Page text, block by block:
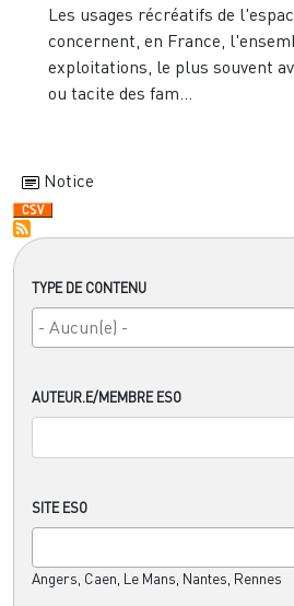
TYPE DE CONTENU
AUTEUR.E/MEMBRE ESO
SITE ESO
Angers, Caen, Le Mans, Nantes, Rennes
Les usages récréatifs de
concernent, en France,
exploitations, le plus souvent
ou tacite des fam...
Notice